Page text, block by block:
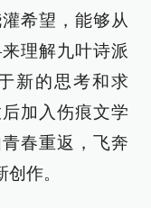
希望，能够从
理解九叶诗派
新的思考和求
加入伤痕文学
春重返，飞奔
作。